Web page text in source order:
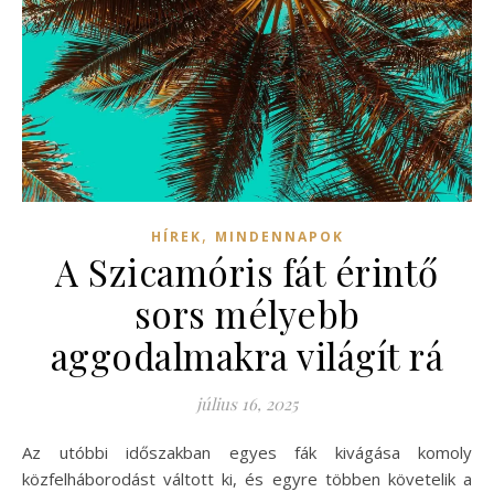
HÍREK, MINDENNAPOK
A Szicamóris fát érintő
sors mélyebb
aggodalmakra világít rá
július 16, 2025
Az utóbbi időszakban egyes fák kivágása komoly
közfelháborodást váltott ki, és egyre többen követelik a